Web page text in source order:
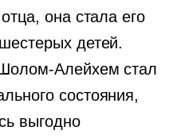
она стала его
детей.
Алейхем стал
состояния,
выгодно